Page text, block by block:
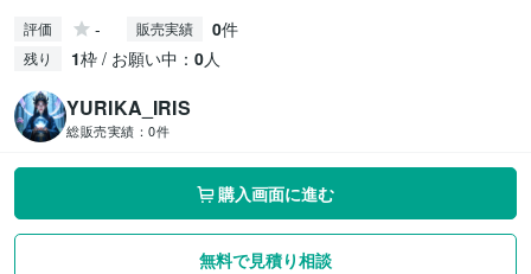
評価 - 販売実績 0件
残り 1枠 / お願い中： 0人
YURIKA_IRIS
総販売実績： 0件
購入画面に進む
無料で見積り相談